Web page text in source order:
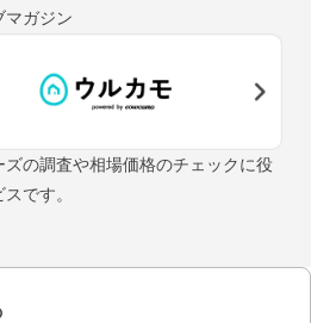
マガジン
の調査や相場価格のチェックに役
です。